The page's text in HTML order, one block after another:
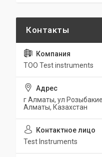
ТОО Test instruments
г Алматы, ул
Алматы, Казахстан
Test Instruments